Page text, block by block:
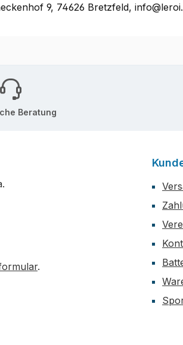
9, 74626 Bretzfeld,
Beratung
.